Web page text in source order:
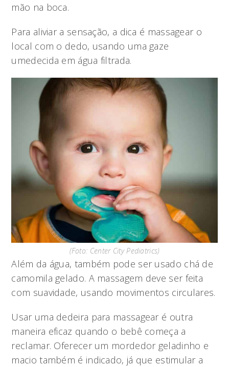
mão na boca.
Para aliviar a sensação, a dica é massagear o
local com o dedo, usando uma gaze
umedecida em água filtrada.
(Foto: Center City Pediatrics)
Além da água, também pode ser usado chá de
camomila gelado. A massagem deve ser feita
com suavidade, usando movimentos circulares.
Usar uma dedeira para massagear é outra
maneira eficaz quando o bebê começa a
reclamar. Oferecer um mordedor geladinho e
macio também é indicado, já que estimular a